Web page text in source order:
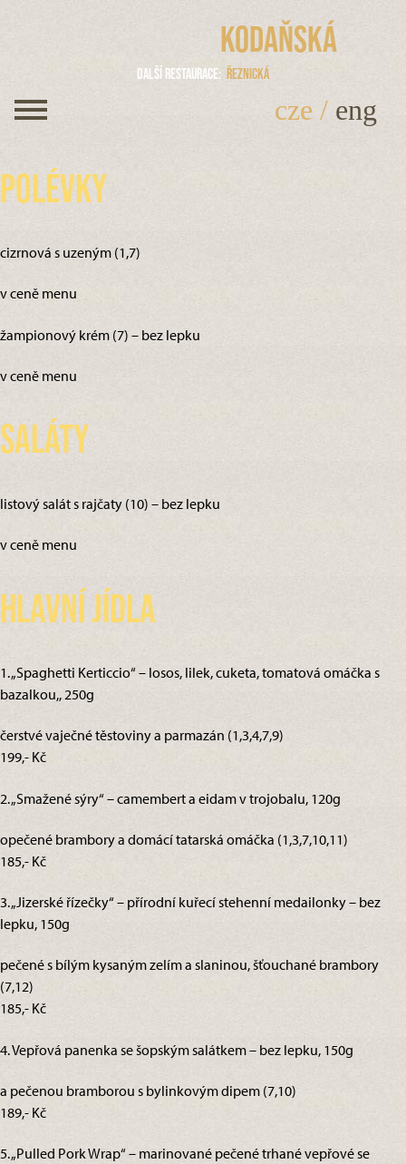
Kodaňská
Další restaurace Řeznická
cze / eng
Polévky
cizrnová s uzeným (1,7)
v ceně menu
žampionový krém (7) – bez lepku
v ceně menu
Saláty
listový salát s rajčaty (10) – bez lepku
v ceně menu
Hlavní jídla
1. „Spaghetti Kerticcio“ – losos, lilek, cuketa, tomatová omáčka s
bazalkou,, 250g
čerstvé vaječné těstoviny a parmazán (1,3,4,7,9)
199,- Kč
2. „Smažené sýry“ – camembert a eidam v trojobalu, 120g
opečené brambory a domácí tatarská omáčka (1,3,7,10,11)
185,- Kč
3. „Jizerské řízečky“ – přírodní kuřecí stehenní medailonky – bez
lepku, 150g
pečené s bílým kysaným zelím a slaninou, šťouchané brambory
(7,12)
185,- Kč
4. Vepřová panenka se šopským salátkem – bez lepku, 150g
a pečenou bramborou s bylinkovým dipem (7,10)
189,- Kč
5. „Pulled Pork Wrap“ – marinované pečené trhané vepřové se